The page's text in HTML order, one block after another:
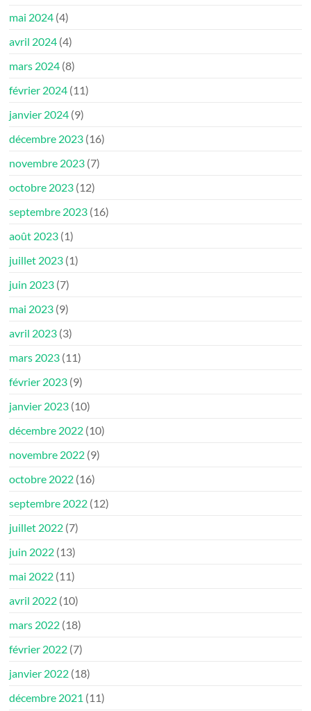
mai 2024 (4)
avril 2024 (4)
mars 2024 (8)
février 2024 (11)
janvier 2024 (9)
décembre 2023 (16)
novembre 2023 (7)
octobre 2023 (12)
septembre 2023 (16)
août 2023 (1)
juillet 2023 (1)
juin 2023 (7)
mai 2023 (9)
avril 2023 (3)
mars 2023 (11)
février 2023 (9)
janvier 2023 (10)
décembre 2022 (10)
novembre 2022 (9)
octobre 2022 (16)
septembre 2022 (12)
juillet 2022 (7)
juin 2022 (13)
mai 2022 (11)
avril 2022 (10)
mars 2022 (18)
février 2022 (7)
janvier 2022 (18)
décembre 2021 (11)